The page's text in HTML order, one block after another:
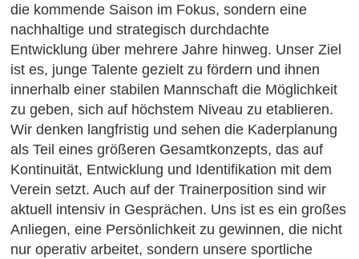
die kommende Saison im Fokus, sondern eine
nachhaltige und strategisch durchdachte
Entwicklung über mehrere Jahre hinweg. Unser Ziel
ist es, junge Talente gezielt zu fördern und ihnen
innerhalb einer stabilen Mannschaft die Möglichkeit
zu geben, sich auf höchstem Niveau zu etablieren.
Wir denken langfristig und sehen die Kaderplanung
als Teil eines größeren Gesamtkonzepts, das auf
Kontinuität, Entwicklung und Identifikation mit dem
Verein setzt. Auch auf der Trainerposition sind wir
aktuell intensiv in Gesprächen. Uns ist es ein großes
Anliegen, eine Persönlichkeit zu gewinnen, die nicht
nur operativ arbeitet, sondern unsere sportliche